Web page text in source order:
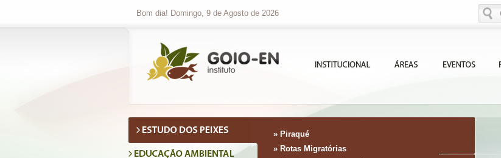
Bom dia! Domingo, 9 de Agosto de 2026
» Piraqué
» Rotas Migratórias
» PACUERA
» Ciclo de Conscientização Ambiental